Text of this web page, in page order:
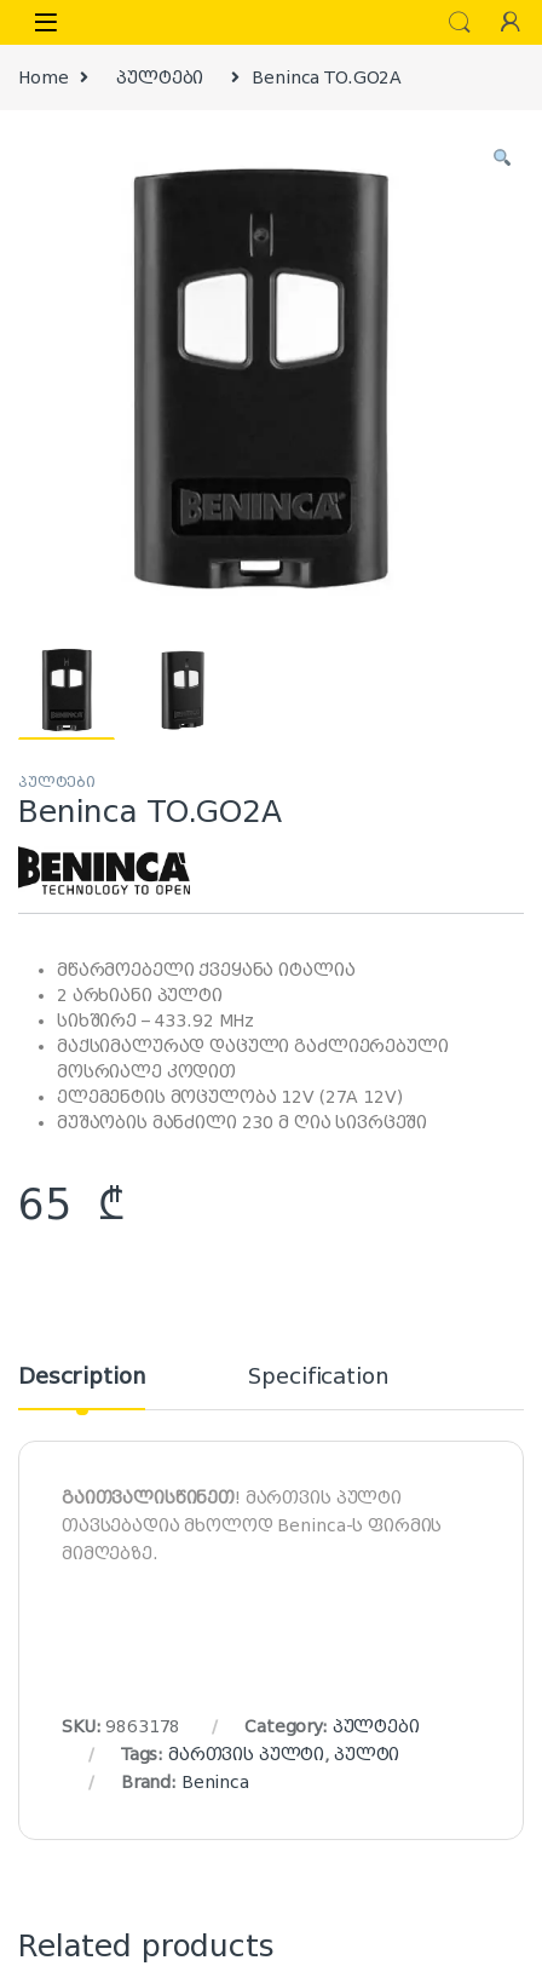
Skip to navigation
Skip to content
Home პულტები Beninca TO.GO2A
პულტები
Beninca TO.GO2A
მწარმოებელი ქვეყანა იტალია
2 არხიანი პულტი
სიხშირე – 433.92 MHz
მაქსიმალურად დაცული გაძლიერებული
მოსრიალე კოდით
ელემენტის მოცულობა 12V (27A 12V)
მუშაობის მანძილი 230 მ ღია სივრცეში
65 ₾
Description Specification
გაითვალისწინეთ! მართვის პულტი
თავსებადია მხოლოდ Beninca-ს ფირმის
მიმღებზე.
SKU:9863178 Category: პულტები
Tags:მართვის პულტი, პულტი
Brand: Beninca
Related products